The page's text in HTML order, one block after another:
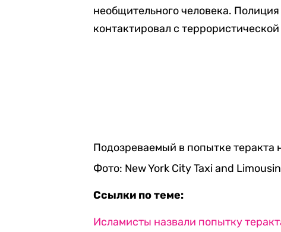
необщительного человека.
контактировал с
Подозреваемый в попытке теракта
Фото: New York City Taxi and
Ссылки по теме:
Исламисты назвали попытку